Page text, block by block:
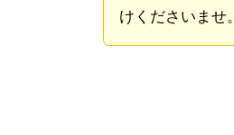
けくださいませ。